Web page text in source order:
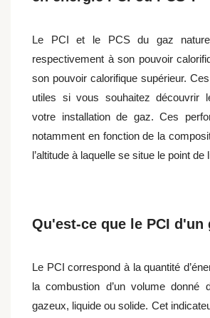
Le PCI et le PCS du gaz naturel
respectivement à son pouvoir
son pouvoir calorifique supérieur.
utiles si vous souhaitez découvrir
votre installation de gaz. Ces
notamment en fonction de la
l’altitude à laquelle se situe le point de
Qu'est-ce que le PCI d'un
Le PCI correspond à la quantité
la combustion d’un volume donné
gazeux, liquide ou solide. Cet